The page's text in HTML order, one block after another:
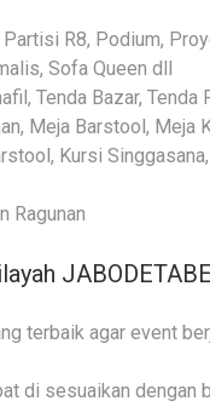
Partisi R8, Podium,
Sofa Queen dll
Tenda Bazar, Tenda
Meja Barstool, Meja
Kursi
terbaik agar event
di sesuaikan dengan